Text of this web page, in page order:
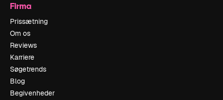
Firma
Prissætning
Om os
Reviews
Karriere
Søgetrends
Blog
Begivenheder